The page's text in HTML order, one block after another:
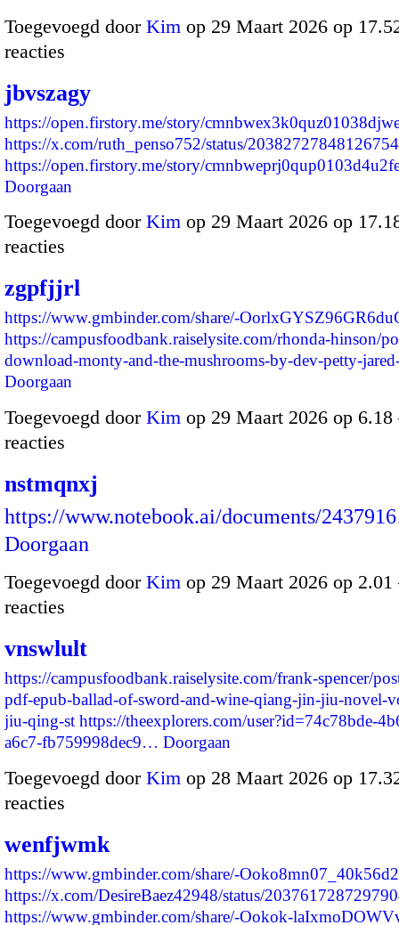
Toegevoegd door Kim op 29 Maart 2026 op
reacties
jbvszagy
https://open.firstory.me/story/
https://x.com/ruth_penso752/status/
https://open.firstory.me/story/
Doorgaan
Toegevoegd door Kim op 29 Maart 2026 op
reacties
zgpfjjrl
https://www.gmbinder.com/share/-
https://campusfoodbank.raiselysite.com/rhonda-hinson/
download-monty-and-the-mushrooms-by-dev-petty-
Doorgaan
Toegevoegd door Kim op 29 Maart 2026 op
reacties
nstmqnxj
https://www.notebook.ai/documents/
Doorgaan
Toegevoegd door Kim op 29 Maart 2026 op
reacties
vnswlult
https://campusfoodbank.raiselysite.com/frank-spencer/
pdf-epub-ballad-of-sword-and-wine-qiang-jin-jiu-novel-
jiu-qing-st https://theexplorers.com/user?id=74c78bde-
a6c7-fb759998dec9… Doorgaan
Toegevoegd door Kim op 28 Maart 2026 op
reacties
wenfjwmk
https://www.gmbinder.com/share/-
https://x.com/DesireBaez42948/status/
https://www.gmbinder.com/share/-Ookok-